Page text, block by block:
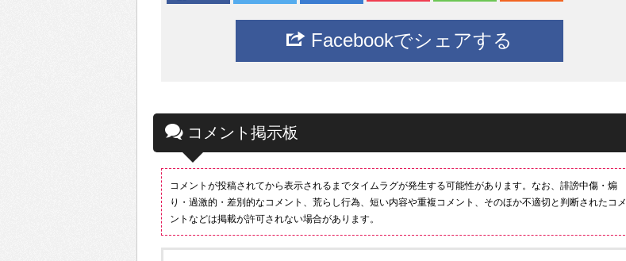
Facebookでシェアする
コメント掲示板
コメントが投稿されてから表示されるまでタイムラグが発生する可能性があります。なお、誹謗中傷・煽
り・過激的・差別的なコメント、荒らし行為、短い内容や重複コメント、そのほか不適切と判断されたコメ
ントなどは掲載が許可されない場合があります。